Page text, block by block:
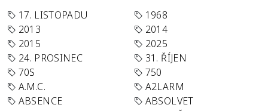
17. LISTOPADU
1968
2013
2014
2015
2025
24. PROSINEC
31. ŘÍJEN
70S
750
A.M.C.
A2LARM
ABSENCE
ABSOLVET